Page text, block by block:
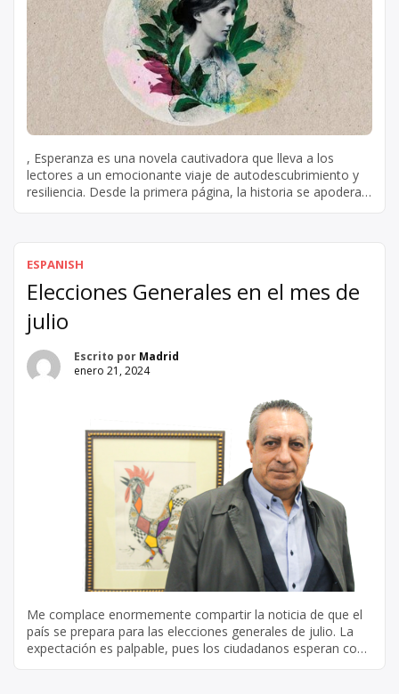
, Esperanza es una novela cautivadora que lleva a los
lectores a un emocionante viaje de autodescubrimiento y
resiliencia. Desde la primera página, la historia se apodera
ESPANISH
Elecciones Generales en el mes de
julio
Escrito por Madrid
enero 21, 2024
Me complace enormemente compartir la noticia de que el
país se prepara para las elecciones generales de julio. La
expectación es palpable, pues los ciudadanos esperan con